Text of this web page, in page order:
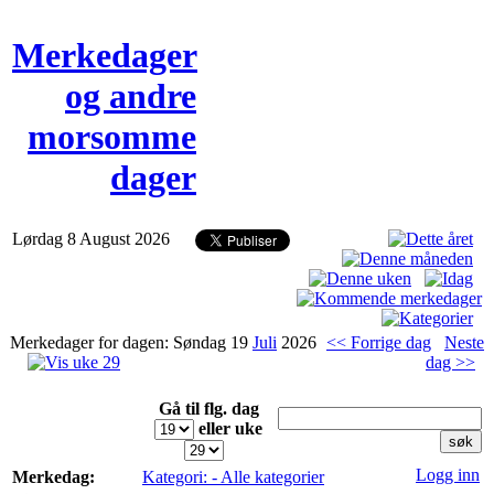
Merkedager
og andre
morsomme
dager
Lørdag 8 August 2026
Merkedager for dagen: Søndag 19 Juli 2026 << Forrige dag
Neste
dag >>
Gå til flg. dag
eller uke
Merkedag:
Kategori: - Alle kategorier
Logg inn